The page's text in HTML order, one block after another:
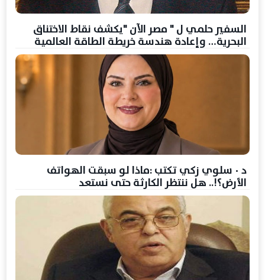
السفير حلمي ل " مصر الآن "يكشف نقاط الاختناق
البحرية… وإعادة هندسة خريطة الطاقة العالمية
د ٠ سلوي زكي تكتب :ماذا لو سبقت الهواتف
الأرض؟!.. هل ننتظر الكارثة حتى نستعد